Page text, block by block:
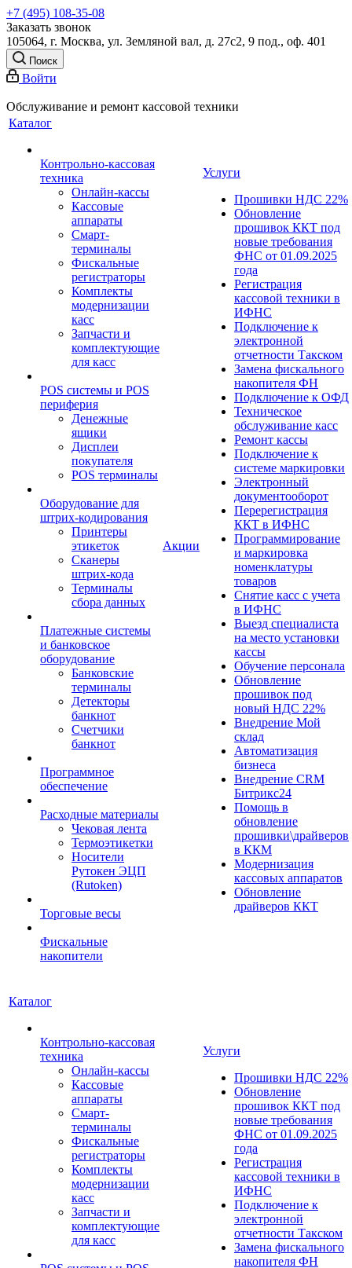
+7 (495) 108-35-08
Заказать звонок
105064, г. Москва, ул. Земляной вал, д. 27с2, 9 под., оф. 401
Поиск
Войти
Обслуживание и ремонт кассовой техники
Каталог
Контрольно-кассовая
техника
Онлайн-кассы
Кассовые
аппараты
Смарт-
терминалы
Фискальные
регистраторы
Комплекты
модернизации
касс
Запчасти и
комплектующие
для касс
POS системы и POS
периферия
Денежные
ящики
Дисплеи
покупателя
POS терминалы
Оборудование для
штрих-кодирования
Принтеры
этикеток
Сканеры
штрих-кода
Терминалы
сбора данных
Платежные системы
и банковское
оборудование
Банковские
терминалы
Детекторы
банкнот
Счетчики
банкнот
Программное
обеспечение
Расходные материалы
Чековая лента
Термоэтикетки
Носители
Рутокен ЭЦП
(Rutoken)
Торговые весы
Фискальные
накопители
Акции
Услуги
Прошивки НДС 22%
Обновление
прошивок ККТ под
новые требования
ФНС от 01.09.2025
года
Регистрация
кассовой техники в
ИФНС
Подключение к
электронной
отчетности Такском
Замена фискального
накопителя ФН
Подключение к ОФД
Техническое
обслуживание касс
Ремонт кассы
Подключение к
системе маркировки
Электронный
документооборот
Перерегистрация
ККТ в ИФНС
Программирование
и маркировка
номенклатуры
товаров
Снятие касс с учета
в ИФНС
Выезд специалиста
на место установки
кассы
Обучение персонала
Обновление
прошивок под
новый НДС 22%
Внедрение Мой
склад
Автоматизация
бизнеса
Внедрение CRM
Битрикс24
Помощь в
обновление
прошивки\драйверов
в ККМ
Модернизация
кассовых аппаратов
Обновление
драйверов ККТ
Каталог
Контрольно-кассовая
техника
Онлайн-кассы
Кассовые
аппараты
Смарт-
терминалы
Фискальные
регистраторы
Комплекты
модернизации
касс
Запчасти и
комплектующие
для касс
Услуги
Прошивки НДС 22%
Обновление
прошивок ККТ под
новые требования
ФНС от 01.09.2025
года
Регистрация
кассовой техники в
ИФНС
Подключение к
электронной
отчетности Такском
Замена фискального
накопителя ФН